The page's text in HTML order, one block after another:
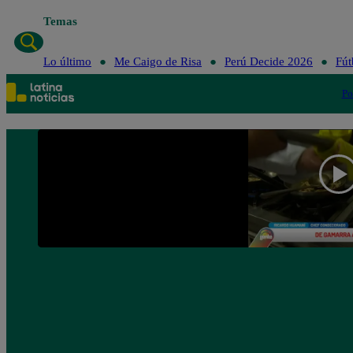
Temas
Lo último Me Caigo de Risa Perú Decide 2026